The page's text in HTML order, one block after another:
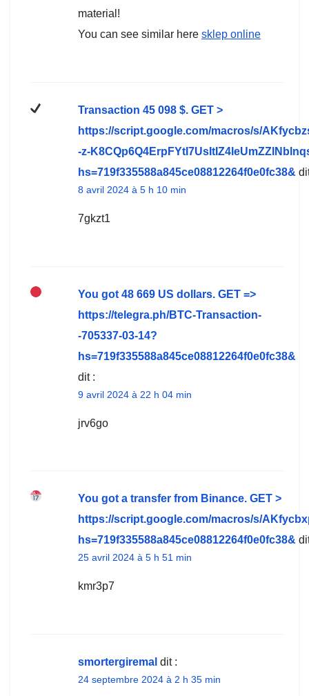
material!
You can see similar here sklep online
Transaction 45 098 $. GЕТ >
https://script.google.com/macros/s/
-z-
hs=719f335588a845ce08812264f0e0fc38&
8 avril 2024 à 5 h 10 min
7gkzt1
You got 48 669 US dollars. GЕТ =>
https://telegra.ph/BTC-Transaction-
-705337-03-14?
hs=719f335588a845ce08812264f0e0fc38&
dit :
9 avril 2024 à 22 h 04 min
jrv6go
You got a transfer from Binance. GЕТ >
https://script.google.com/macros/s/
hs=719f335588a845ce08812264f0e0fc38&
25 avril 2024 à 5 h 51 min
kmr3p7
smortergiremal dit :
24 septembre 2024 à 2 h 35 min